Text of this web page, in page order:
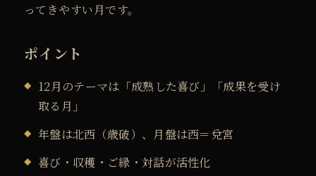
ってきやすい月です。
ポイント
12月のテーマは「成熟した喜び」「成果を受け
取る月」
年盤は北西（歳破）、月盤は西＝兌宮
喜び・収穫・ご縁・対話が活性化